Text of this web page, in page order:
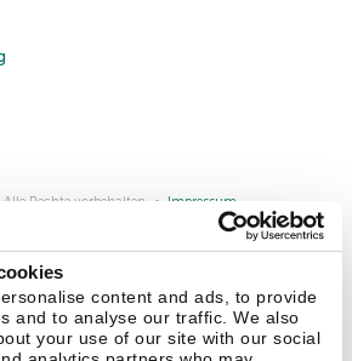
content and ads, to provide
and to analyse our traffic. We also
your use of our site with our social
Rechte vorbehalten.
Impressum
Lizenzvereinbarung B2B
für B2B-Vertriebspartner
Blog
Weitere Informationen